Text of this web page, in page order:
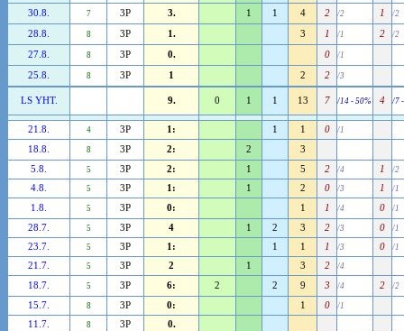
30.8. 7 3P 3. 1 1 4 2 /2 1 /2
28.8. 8 3P 1. 3 1 /1 2 /2
27.8. 8 3P 0. 0 /1
25.8. 8 3P 1 2 2 /3
LS YHT. 9. 0 1 1 13 7 /14 - 50% 4 /7
21.8. 4 3P 1: 1 1 0 /1
18.8. 8 3P 2: 2
3
5.8.
5 3P 2: 1 5 2 /4 1 /2
4.8. 5 3P 1: 1 2 0 /3 1 /1
1.8. 5 3P 0: 1 1 /4 0 /1
28.7. 5 3P 4 1 2 3 2 /3 0 /1
23.7. 5 3P 1: 1 1 1 /3 0 /1
21.7. 5 3P 2 1 3 2 /4
18.7. 5 3P 6: 2 2 9 3 /4 2 /2
15.7. 8 3P 0: 1 0 /1
11.7. 8 3P
0.